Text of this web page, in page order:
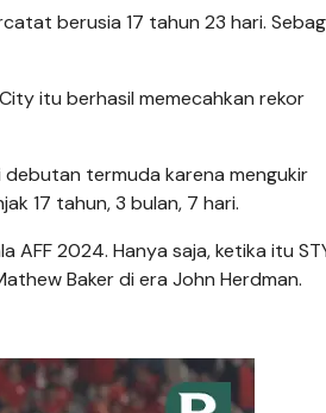
berusia 17 tahun 23 hari.
itu berhasil memecahkan rekor
termuda karena mengukir
17 tahun, 3 bulan, 7 hari.
AFF 2024. Hanya saja, ketika itu
Baker di era John Herdman.